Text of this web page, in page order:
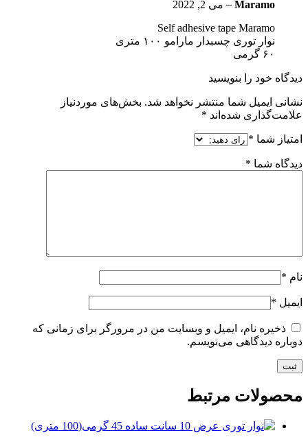
Maramo
– می 2, 2022
Self adhesive tape Maramo
نوار توری چسبدار مارامو ۱۰۰ متری
۶۰ گرمی
دیدگاه خود را بنویسید
نشانی ایمیل شما منتشر نخواهد شد. بخش‌های موردنیاز
علامت‌گذاری شده‌اند *
امتیاز شما *
دیدگاه شما *
نام *
ایمیل *
ذخیره نام، ایمیل و وبسایت من در مرورگر برای زمانی که
دوباره دیدگاهی می‌نویسم.
محصولات مرتبط